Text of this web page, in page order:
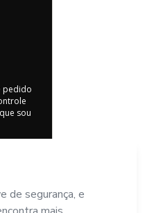
pedido
sou